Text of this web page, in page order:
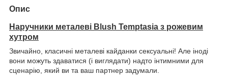
Опис
Наручники металеві Blush Temptasia з рожевим
хутром
Звичайно, класичні металеві кайданки сексуальні! Але іноді
вони можуть здаватися (і виглядати) надто інтимними для
сценарію, який ви та ваш партнер задумали.